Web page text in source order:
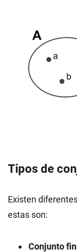
Tipos de
Existen
estas son:
Conjunto